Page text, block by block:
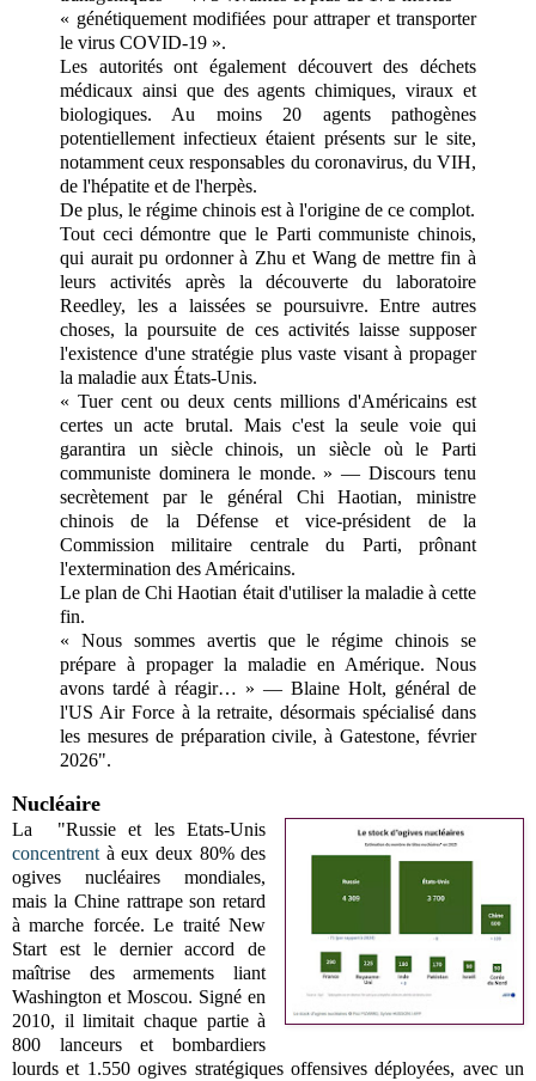
« génétiquement modifiées pour attraper et transporter
le virus COVID-19 ».
Les autorités ont également découvert des déchets
médicaux ainsi que des agents chimiques, viraux et
biologiques. Au moins 20 agents pathogènes
potentiellement infectieux étaient présents sur le site,
notamment ceux responsables du coronavirus, du VIH,
de l'hépatite et de l'herpès.
De plus, le régime chinois est à l'origine de ce complot.
Tout ceci démontre que le Parti communiste chinois,
qui aurait pu ordonner à Zhu et Wang de mettre fin à
leurs activités après la découverte du laboratoire
Reedley, les a laissées se poursuivre. Entre autres
choses, la poursuite de ces activités laisse supposer
l'existence d'une stratégie plus vaste visant à propager
la maladie aux États-Unis.
« Tuer cent ou deux cents millions d'Américains est
certes un acte brutal. Mais c'est la seule voie qui
garantira un siècle chinois, un siècle où le Parti
communiste dominera le monde. » — Discours tenu
secrètement par le général Chi Haotian, ministre
chinois de la Défense et vice-président de la
Commission militaire centrale du Parti, prônant
l'extermination des Américains.
Le plan de Chi Haotian était d'utiliser la maladie à cette
fin.
« Nous sommes avertis que le régime chinois se
prépare à propager la maladie en Amérique. Nous
avons tardé à réagir… » — Blaine Holt, général de
l'US Air Force à la retraite, désormais spécialisé dans
les mesures de préparation civile, à Gatestone, février
2026".
Nucléaire
La
"Russie et les Etats-Unis
concentrentà eux deux 80% des
ogives nucléaires mondiales,
mais la Chine rattrape son retard
à marche forcée.Le traité New
Start est le dernier accord de
maîtrise des armements liant
Washington et Moscou. Signé en
2010, il limitait chaque partie à
800 lanceurs et bombardiers
lourds et 1.550 ogives stratégiques offensives déployées, avec un